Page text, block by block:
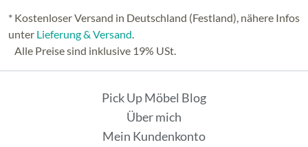
* Kostenloser Versand in Deutschland (Festland), nähere Infos
unter Lieferung & Versand.
Alle Preise sind inklusive 19% USt.
Pick Up Möbel Blog
Über mich
Mein Kundenkonto